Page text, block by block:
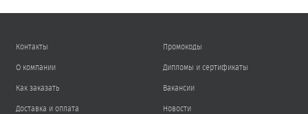
Контакты
О компании
Как заказать
Доставка и оплата
Промокоды
Дипломы и сертификаты
Вакансии
Новости